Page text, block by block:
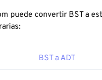
puede convertir BST a
BST a ADT